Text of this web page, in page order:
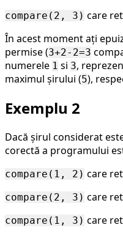
compare(2, 3) care
În acest moment ați
permise (3+2-2=3
numerele 1 si 3,
maximul șirului (5),
Exemplu 2
Dacă șirul considerat
corectă a programului
compare(1, 2) care
compare(2, 3) care
compare(1, 3) care